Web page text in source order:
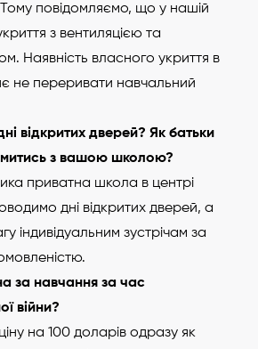
повідомляємо, що у нашій
з вентиляцією та
Наявність власного укриття в
не переривати навчальний
відкритих дверей? Як батьки
з вашою школою?
приватна школа в центрі
дні відкритих дверей, а
індивідуальним зустрічам за
за навчання за час
війни?
на 100 доларів одразу як